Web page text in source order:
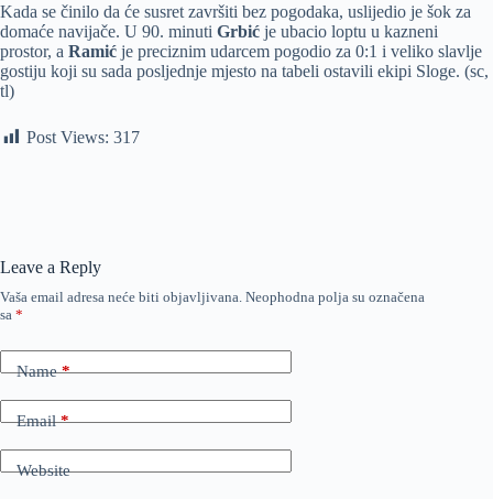
Kada se činilo da će susret završiti bez pogodaka, uslijedio je šok za
domaće navijače. U 90. minuti Grbić je ubacio loptu u kazneni
prostor, a Ramić je preciznim udarcem pogodio za 0:1 i veliko slavlje
gostiju koji su sada posljednje mjesto na tabeli ostavili ekipi Sloge. (sc,
tl)
Post Views: 317
Leave a Reply
Vaša email adresa neće biti objavljivana. Neophodna polja su označena
sa *
Name*
Email*
Website